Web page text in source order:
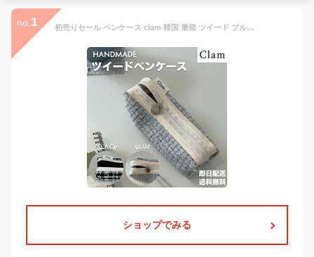
no. 1 初売りセール ペンケース clam 韓国 筆箱 ツイード ブルー ブラック クラム 高校生 中学生 大人 大学生 社会人 かわいい シンプル おしゃれ 正規品 ブランド 韓国雑貨 女性 レディース プレゼント ギフト 誕プレ 誕生日 娘 友達 プチプラ 2000円 贈り物
ショップでみる